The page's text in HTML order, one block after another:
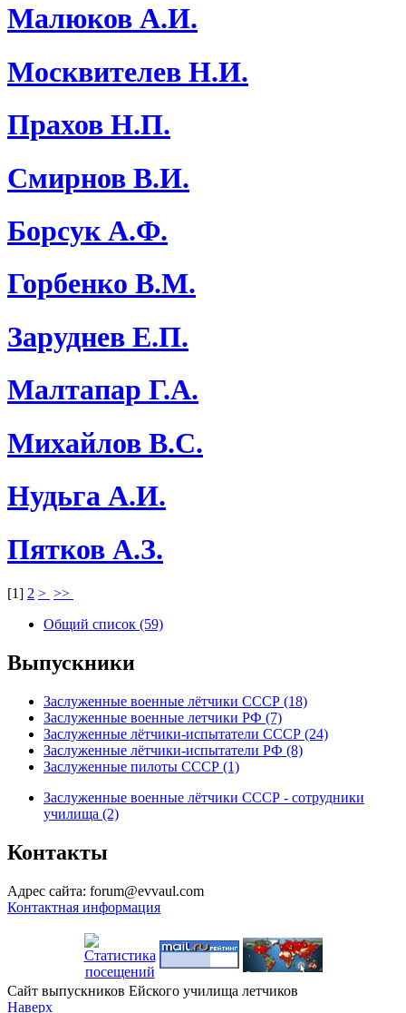
Малюков А.И.
Москвителев Н.И.
Прахов Н.П.
Смирнов В.И.
Борсук А.Ф.
Горбенко В.М.
Заруднев Е.П.
Малтапар Г.А.
Михайлов В.С.
Нудьга А.И.
Пятков А.З.
[1] 2 > >>
Общий список (59)
Выпускники
Заслуженные военные лётчики СССР (18)
Заслуженные военные летчики РФ (7)
Заслуженные лётчики-испытатели СССР (24)
Заслуженные лётчики-испытатели РФ (8)
Заслуженные пилоты СССР (1)
Заслуженные военные лётчики СССР - сотрудники
училища (2)
Контакты
Адрес сайта: forum@evvaul.com
Контактная информация
Сайт выпускников Ейского училища летчиков
Наверх